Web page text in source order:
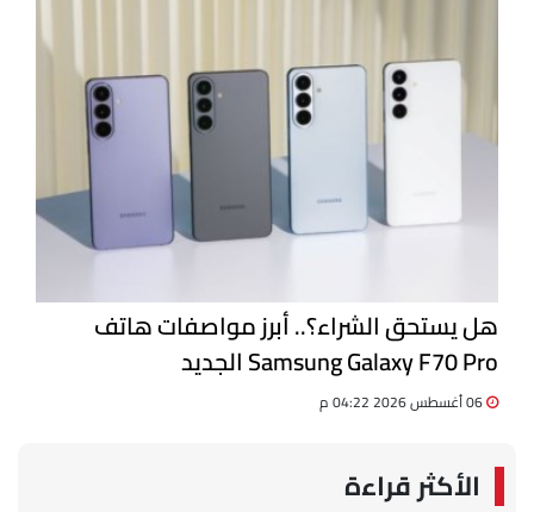
هل يستحق الشراء؟.. أبرز مواصفات هاتف
Samsung Galaxy F70 Pro الجديد
الأكثر قراءة